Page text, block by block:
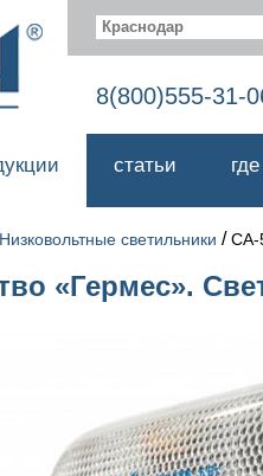
Краснодар
8(800)555-31-
статьи
Низковольтные светильники /СА-
«Гермес».